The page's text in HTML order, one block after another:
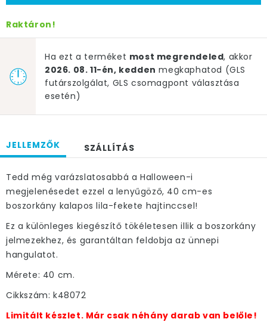
Raktáron!
Ha ezt a terméket most megrendeled, akkor
2026. 08. 11-én, kedden megkaphatod (GLS
futárszolgálat, GLS csomagpont választása
esetén)
JELLEMZŐK SZÁLLÍTÁS
Tedd még varázslatosabbá a Halloween-i
megjelenésedet ezzel a lenyűgöző, 40 cm-es
boszorkány kalapos lila-fekete hajtinccsel!
Ez a különleges kiegészítő tökéletesen illik a boszorkány
jelmezekhez, és garantáltan feldobja az ünnepi
hangulatot.
Mérete: 40 cm.
Cikkszám: k48072
Limitált készlet. Már csak néhány darab van belőle!